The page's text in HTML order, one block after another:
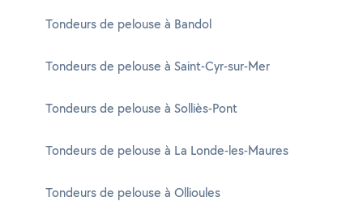
Tondeurs de pelouse à Bandol
Tondeurs de pelouse à Saint-Cyr-sur-Mer
Tondeurs de pelouse à Solliès-Pont
Tondeurs de pelouse à La Londe-les-Maures
Tondeurs de pelouse à Ollioules